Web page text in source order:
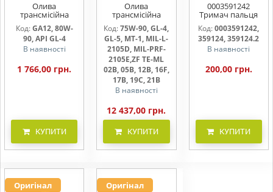
Олива
трансмісійна
AGRISHIFT GA12 5
л
Код:GA12, 80W-
90, API GL-4
В наявності
1 766,00 грн.
КУПИТИ
Олива
трансмісійна
AGRISHIFT SYN FE
75W90 20л
Код: 75W-90, GL-4,
GL-5, MT-1, MIL-L-
2105D, MIL-PRF-
2105E,ZF TE-ML
02B, 05B, 12B, 16F,
17B, 19C, 21B
В наявності
12 437,00 грн.
КУПИТИ
0003591242
Тримач пальця
жниварки
Код:0003591242,
359124, 359124.2
В наявності
200,00 грн.
КУПИТИ
Оригінал Оригінал